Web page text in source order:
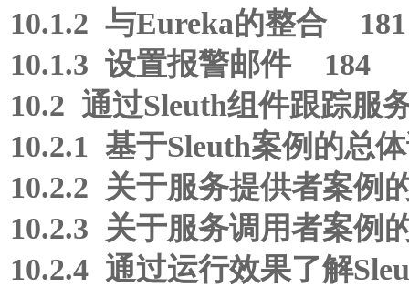
10.1.2 与Eureka的整合 181
10.1.3 设置报警邮件 184
10.2 通过Sleuth组件跟踪服
10.2.1 基于Sleuth案例的总
10.2.2 关于服务提供者案例
10.2.3 关于服务调用者案例
10.2.4 通过运行效果了解